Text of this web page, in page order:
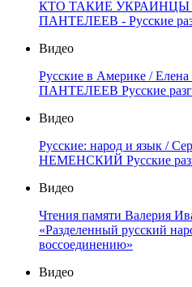
КТО ТАКИЕ УКРАИНЦЫ /
ПАНТЕЛЕЕВ - Русские
Видео
Русские в Америке /
ПАНТЕЛЕЕВ Русские
Видео
Русские: народ и язык /
НЕМЕНСКИЙ Русские
Видео
Чтения памяти Валерия
«Разделенный русский
воссоединению»
Видео